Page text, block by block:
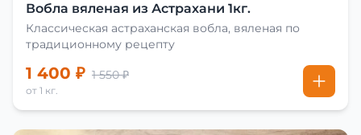
Вобла вяленая из Астрахани 1кг.
Классическая астраханская вобла, вяленая по
традиционному рецепту
1 400 ₽ 1 550 ₽
от 1 кг.